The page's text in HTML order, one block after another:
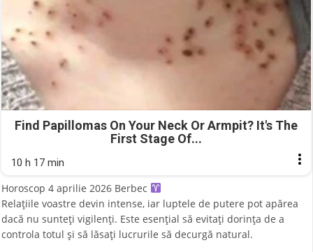
Find Papillomas On Your Neck Or Armpit? It's The
First Stage Of...
10 h 17 min
Horoscop 4 aprilie 2026 Berbec
Relațiile voastre devin intense, iar luptele de putere pot apărea
dacă nu sunteți vigilenți. Este esențial să evitați dorința de a
controla totul și să lăsați lucrurile să decurgă natural.